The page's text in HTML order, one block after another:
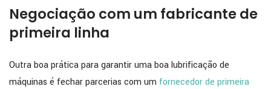
Negociação com um fabricante de
primeira linha
Outra boa prática para garantir uma boa lubrificação de
máquinas é fechar parcerias com um fornecedor de primeira